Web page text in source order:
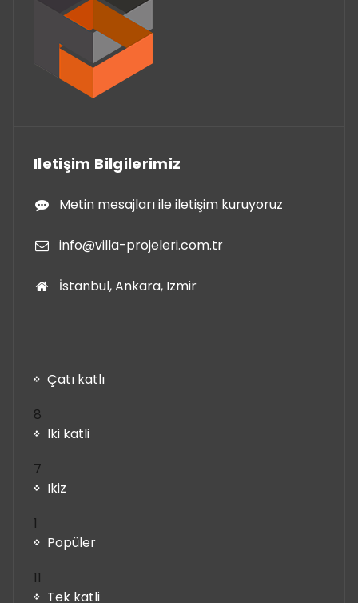
Iletişim Bilgilerimiz
Metin mesajları ile iletişim kuruyoruz
info@villa-projeleri.com.tr
İstanbul, Ankara, Izmir
Çatı katlı
8
ürün
Iki katli
7
ürün
Ikiz
1
ürün
Popüler
11
ürün
Tek katli